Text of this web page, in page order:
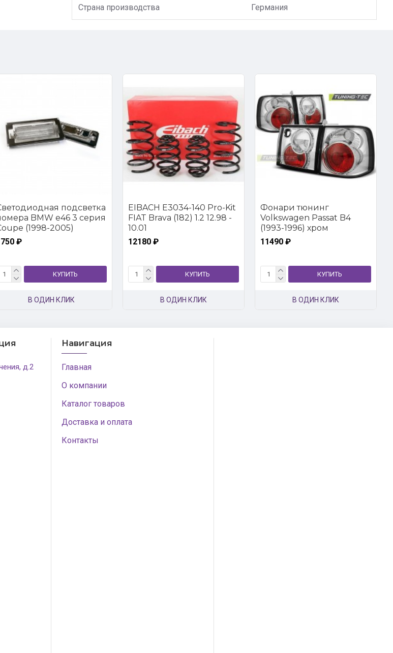
Страна производства Германия
подсветка
BMW e46 3 серия
(1998-2005)
₽
КУПИТЬ
В ОДИН КЛИК
EIBACH E3034-140 Pro-Kit
FIAT Brava (182) 1.2 12.98 -
10.01
12180 ₽
КУПИТЬ
В ОДИН КЛИК
Фонари тюнинг
Volkswagen Passat B4
(1993-1996) хром
11490 ₽
КУПИТЬ
В ОДИН КЛИК
д.2
Навигация
Главная
О компании
Каталог товаров
Доставка и оплата
Контакты